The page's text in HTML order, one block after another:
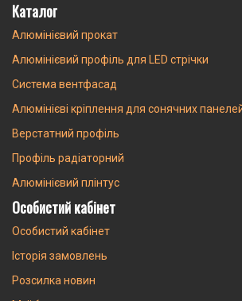
Каталог
Алюмінієвий прокат
Алюмінієвий профіль для LED стрічки
Система вентфасад
Алюмінієві кріплення для сонячних
Верстатний профіль
Профіль радіаторний
Алюмінієвий плінтус
Особистий кабінет
Особистий кабінет
Історія замовлень
Розсилка новин